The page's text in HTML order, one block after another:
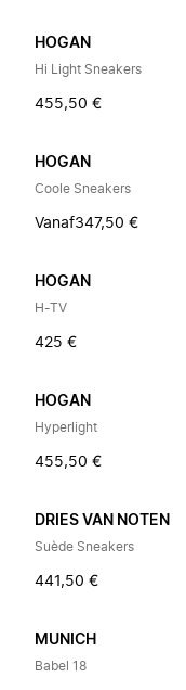
HOGAN
Hi Light Sneakers
455,50 €
HOGAN
Coole Sneakers
Vanaf347,50 €
HOGAN
H-TV
425 €
HOGAN
Hyperlight
455,50 €
DRIES VAN NOTEN
Suède Sneakers
441,50 €
MUNICH
Babel 18